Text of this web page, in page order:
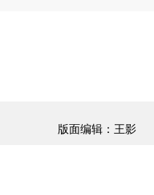
版面编辑：王影